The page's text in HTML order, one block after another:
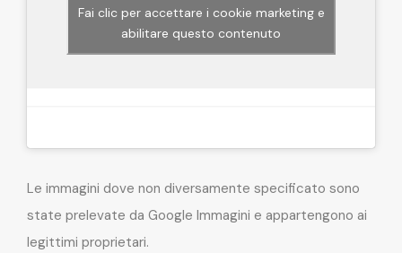
Fai clic per accettare i cookie marketing e
abilitare questo contenuto
Le immagini dove non diversamente specificato sono
state prelevate da Google Immagini e appartengono ai
legittimi proprietari.